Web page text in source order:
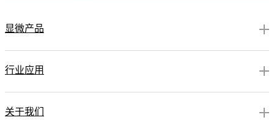
显微产品
行业应用
关于我们